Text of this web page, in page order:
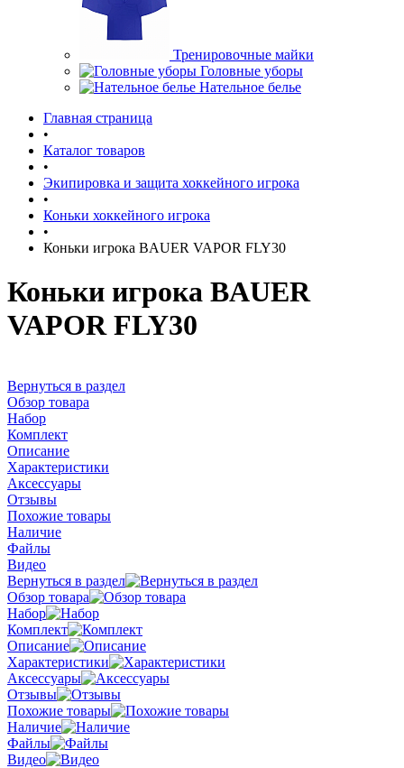
Тренировочные майки
Головные уборы
Нательное белье
Главная страница
•
Каталог товаров
•
Экипировка и защита хоккейного игрока
•
Коньки хоккейного игрока
•
Коньки игрока BAUER VAPOR FLY30
Коньки игрока BAUER
VAPOR FLY30
Вернуться в раздел
Обзор товара
Набор
Комплект
Описание
Характеристики
Аксессуары
Отзывы
Похожие товары
Наличие
Файлы
Видео
Вернуться в раздел
Обзор товара
Набор
Комплект
Описание
Характеристики
Аксессуары
Отзывы
Похожие товары
Наличие
Файлы
Видео